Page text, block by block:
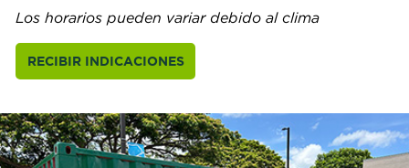
Los horarios pueden variar debido al clima
RECIBIR INDICACIONES